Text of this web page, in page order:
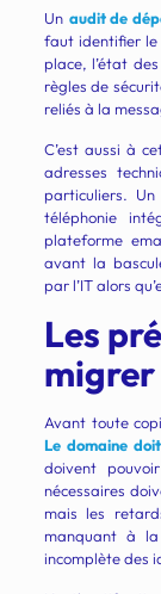
Un audit de
faut identifier le
place, l’état
règles de
reliés à la
C’est aussi à
adresses
particuliers.
téléphonie
plateforme
avant la
par l’IT alors
Les
migrer
Avant toute
Le domaine
doivent
nécessaires
mais les
manquant à la
incomplète des